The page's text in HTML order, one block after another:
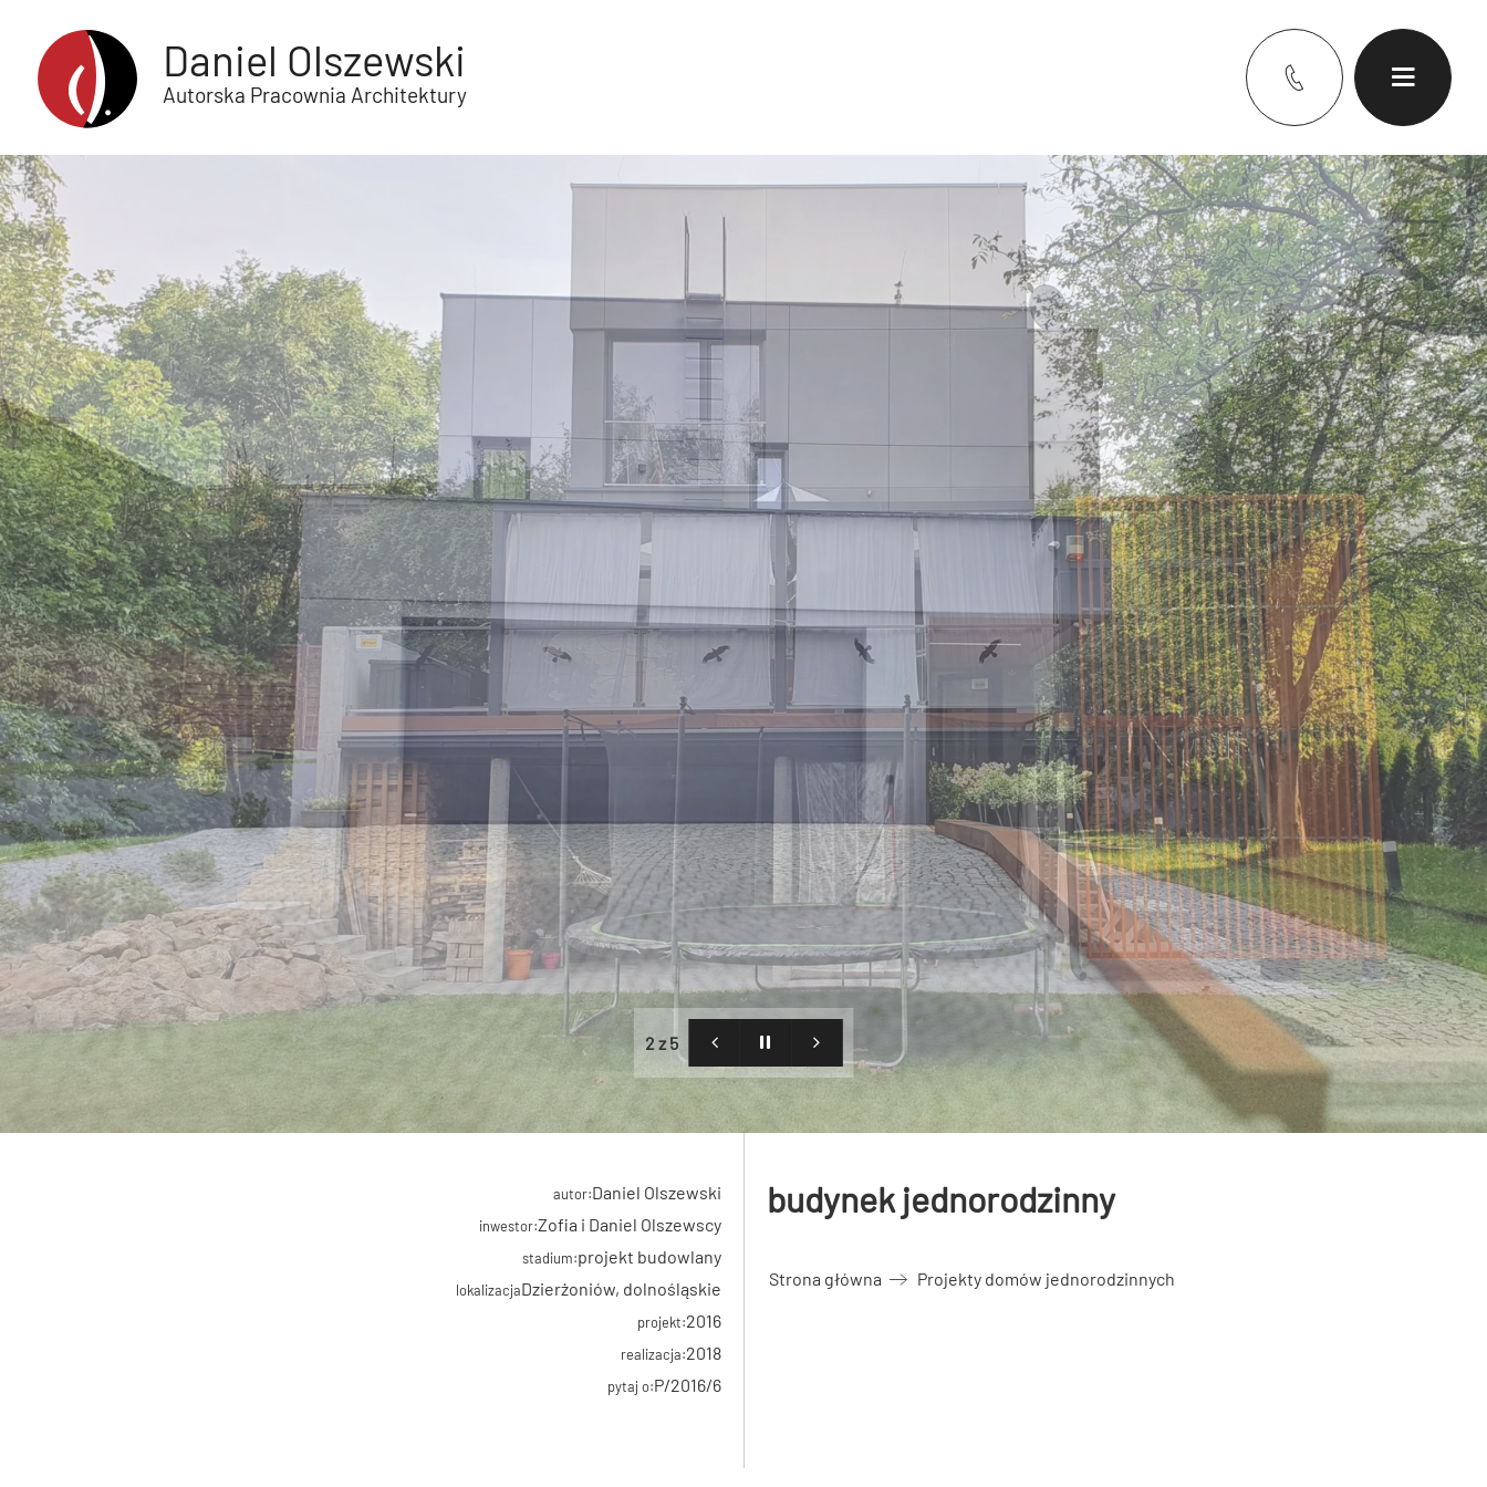
Daniel Olszewski
Autorska Pracownia Architektury
2 z 5
budynek jednorodzinny
Strona główna Projekty domów jednorodzinnych
autor:Daniel Olszewski
inwestor:Zofia i Daniel Olszewscy
stadium:projekt budowlany
lokalizacjaDzierżoniów, dolnośląskie
projekt:2016
realizacja:2018
pytaj o:P/2016/6